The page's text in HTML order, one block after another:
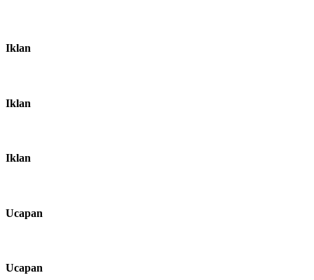
Iklan
Iklan
Iklan
Ucapan
Ucapan